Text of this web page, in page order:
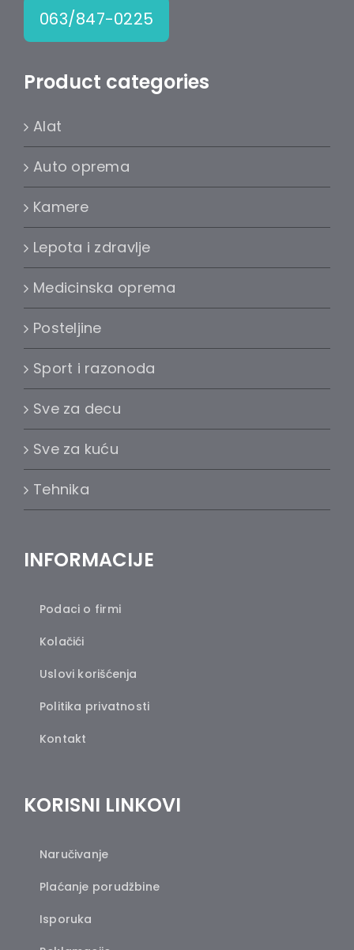
063/847-0225
Product categories
Alat
Auto oprema
Kamere
Lepota i zdravlje
Medicinska oprema
Posteljine
Sport i razonoda
Sve za decu
Sve za kuću
Tehnika
INFORMACIJE
Podaci o firmi
Kolačići
Uslovi korišćenja
Politika privatnosti
Kontakt
KORISNI LINKOVI
Naručivanje
Plaćanje porudžbine
Isporuka